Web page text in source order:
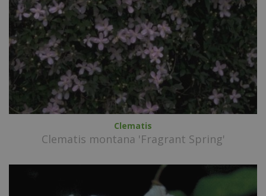
Clematis
Clematis montana 'Fragrant Spring'